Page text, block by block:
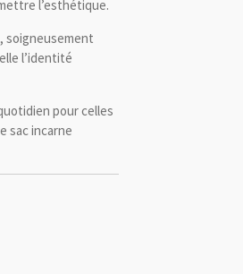
l’esthétique.
soigneusement
l’identité
pour celles
sac incarne